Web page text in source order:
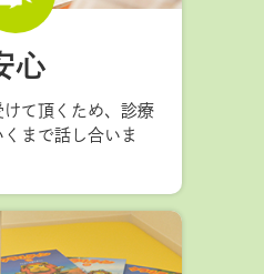
心
て頂くため、診療
まで話し合いま